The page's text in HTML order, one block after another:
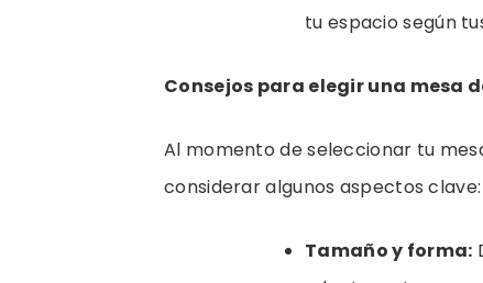
tu espacio según
Consejos para elegir una mesa
Al momento de seleccionar tu
considerar algunos aspectos clave:
Tamaño y forma: